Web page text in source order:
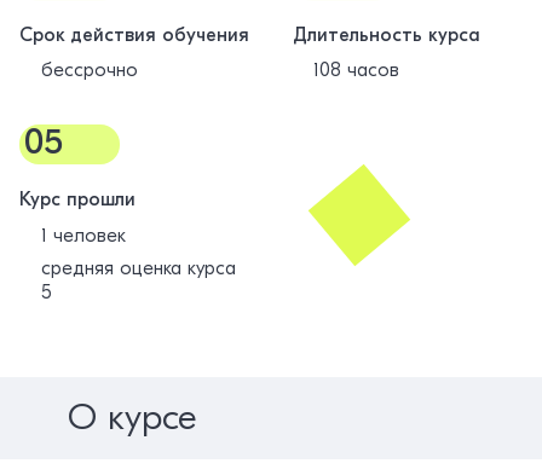
Срок действия обучения
бессрочно
Длительность курса
108 часов
05
Курс прошли
1 человек
средняя оценка курса
5
О курсе